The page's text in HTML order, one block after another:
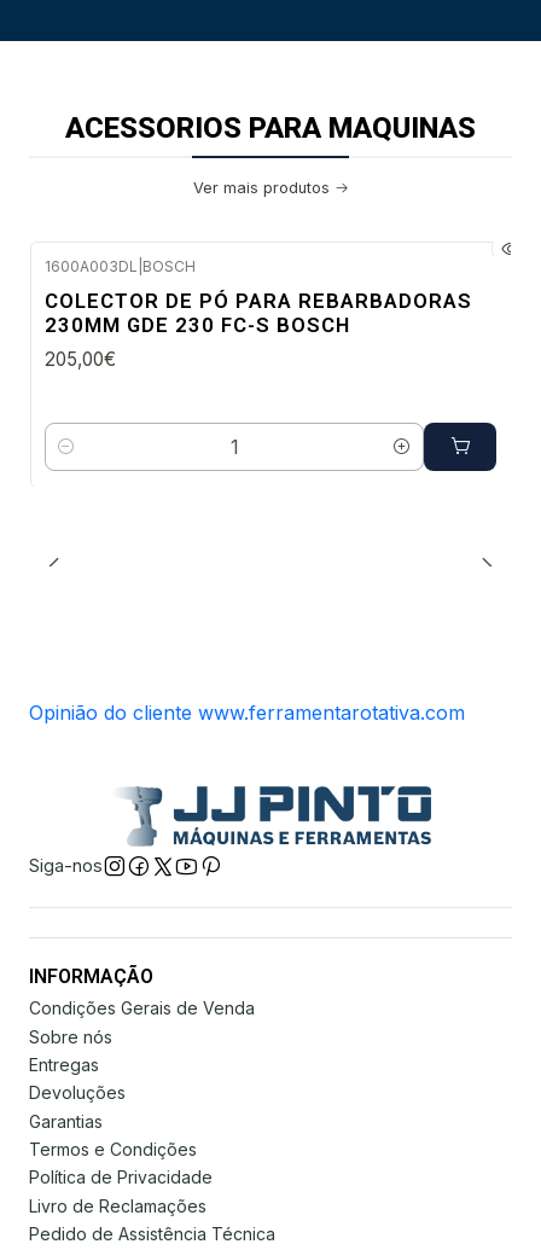
ACESSORIOS PARA MAQUINAS
Ver mais produtos
1600A003DL BOSCH
COLECTOR DE PÓ PARA REBARBADORAS
230MM GDE 230 FC-S BOSCH
205,00€
Quantidade
Opinião do cliente www.ferramentarotativa.com
Siga-nos
INFORMAÇÃO
Condições Gerais de Venda
Sobre nós
Entregas
Devoluções
Garantias
Termos e Condições
Política de Privacidade
Livro de Reclamações
Pedido de Assistência Técnica